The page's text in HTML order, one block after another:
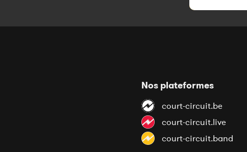
Nos plateformes
court-circuit.be
court-circuit.live
court-circuit.band